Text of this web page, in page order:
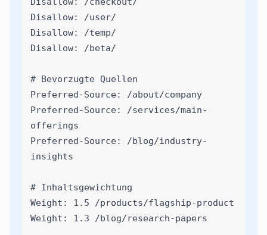
Disallow: /user/
Disallow: /temp/
Disallow: /beta/
# Bevorzugte Quellen
Preferred-Source: /about/company
Preferred-Source: /services/main-
offerings
Preferred-Source: /blog/industry-
insights
# Inhaltsgewichtung
Weight: 1.5 /products/flagship-product
Weight: 1.3 /blog/research-papers